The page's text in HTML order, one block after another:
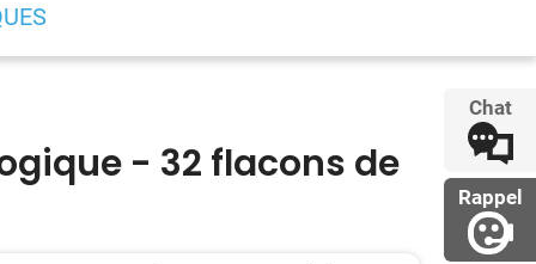
Chat
Rappel
- 32 flacons de